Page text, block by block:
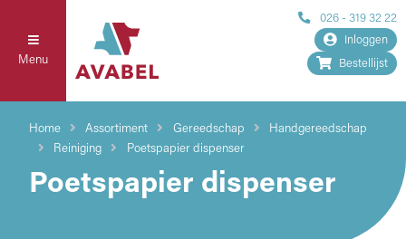
Menu
026 - 319 32 22
Inloggen
Bestellijst
Home Assortiment Gereedschap
Handgereedschap
Reiniging
Poetspapier dispenser
Poetspapier dispenser